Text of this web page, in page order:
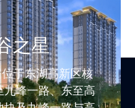
之星
于东湖高新区核
九峰一路、东至高